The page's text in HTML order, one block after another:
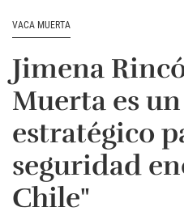
VACA MUERTA
Jimena
Muerta es
estratégico
seguridad
Chile"